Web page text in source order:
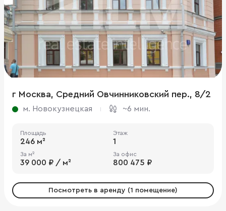
г Москва, Средний Овчинниковский пер., 8/2
м. Новокузнецкая ~6 мин.
Площадь
246 м²
Этаж
1
За м²
39 000 ₽ / м²
За офис
800 475 ₽
Посмотреть в аренду (1 помещение)